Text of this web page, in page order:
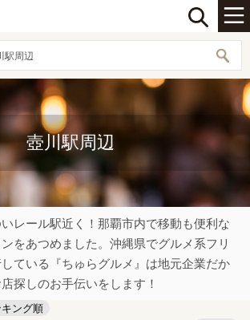
駅周辺
壺川駅周辺
いレール駅近く！那覇市内で移動も便利な
をあつめました。沖縄県でグルメ系フリ
ている『ちゅらグルメ』は地元企業だか
探しのお手伝いをします！
ング順